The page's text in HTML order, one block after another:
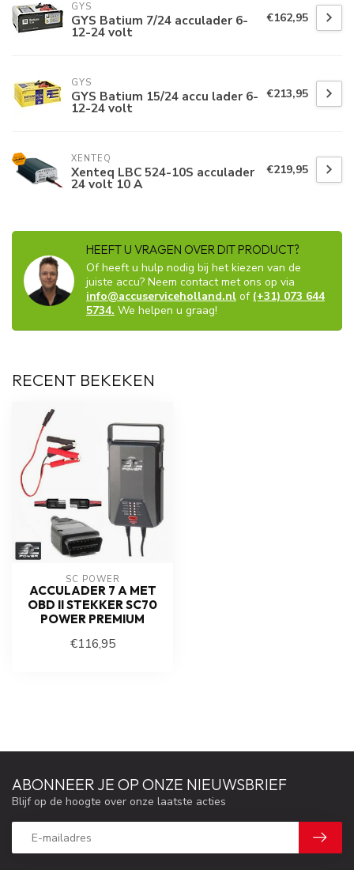
GYS
GYS Batium 7/24 acculader 6-
12-24 volt
€162,95
GYS
GYS Batium 15/24 accu lader 6-
12-24 volt
€213,95
XENTEQ
Xenteq LBC 524-10S acculader
24 volt 10 A
€219,95
HEEFT U VRAGEN OVER DIT PRODUCT?
Of heeft u hulp nodig bij het kiezen van de
juiste accu? Neem contact met ons op via
info@accuserviceholland.nl of (+31) 073 644
5734. We helpen u graag!
RECENT BEKEKEN
SC POWER
ACCULADER 7 A MET
OBD II STEKKER SC70
POWER PREMIUM
€116,95
ABONNEER JE OP ONZE NIEUWSBRIEF
Blijf op de hoogte over onze laatste acties